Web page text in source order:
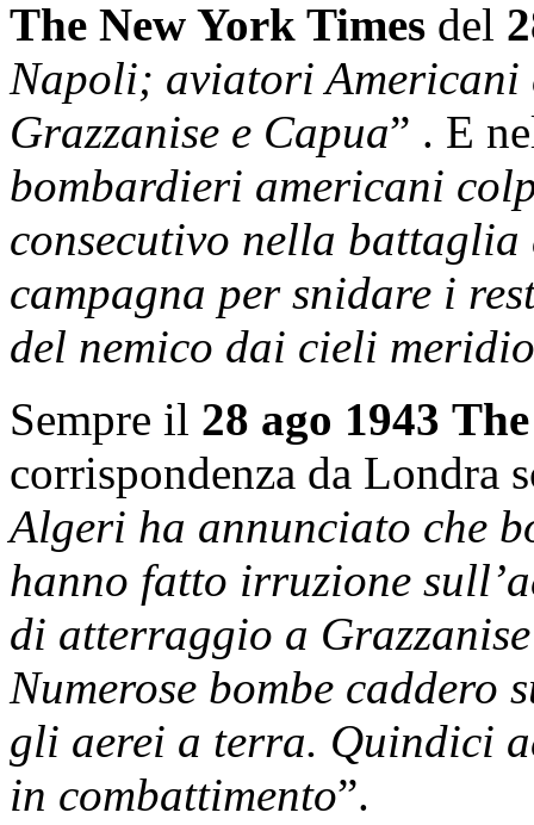
The New York Times del
Napoli; aviatori Americani
Grazzanise e Capua” . E
bombardieri americani
consecutivo nella
campagna per snidare i
del nemico dai cieli
Sempre il 28 ago 1943
corrispondenza da Londra
Algeri ha annunciato che
hanno fatto irruzione
di atterraggio a
Numerose bombe caddero
gli aerei a terra. Quindici
in combattimento”.